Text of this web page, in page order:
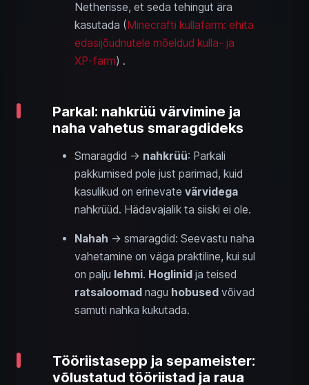
Netherisse, et seda tehingut ära
kasutada ( Minecrafti kullafarm: ehita
edasijõudnutele mõeldud kulla- ja
XP‑farm) .
Parkal: nahkrüü värvimine ja
naha vahetus smaragdideks
Smaragdid → nahkrüü: Parkali
pakkumised pole just parimad, kuid
kasulikud on erinevate värvidega
nahkrüüd. Häda­vajalik ta siiski ei ole.
Nahah → smaragdid: Seevastu naha
vahetamine on väga praktiline, kui sul
on palju lehmi. Hoglinid ja teised
ratsaloomad nagu hobused võivad
samuti nahka kukutada.
Tööriistasepp ja sepameister:
võlustatud tööriistad ja raua